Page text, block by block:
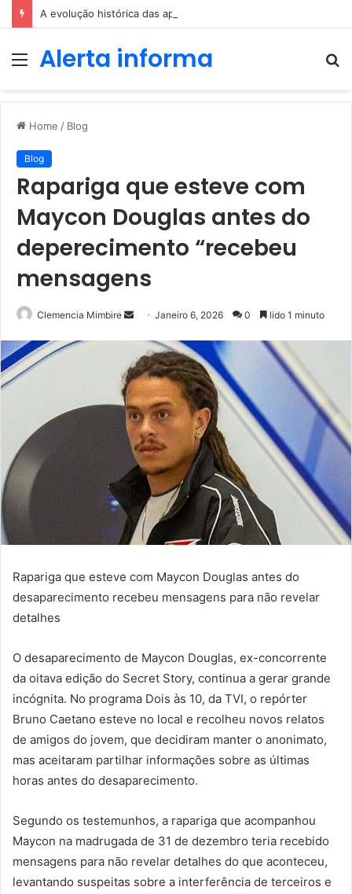
A evolução histórica das apostas ao longo dos séculos
MenuAlerta informa
Home / Blog
Blog
Rapariga que esteve com
Maycon Douglas antes do
deperecimento “recebeu
mensagens
Clemencia Mimbire
Send
email
Janeiro 6, 2026 0 lido 1 minuto
Rapariga que esteve com Maycon Douglas antes do
desaparecimento recebeu mensagens para não revelar
detalhes
O desaparecimento de Maycon Douglas, ex-concorrente
da oitava edição do Secret Story, continua a gerar grande
incógnita. No programa Dois às 10, da TVI, o repórter
Bruno Caetano esteve no local e recolheu novos relatos
de amigos do jovem, que decidiram manter o anonimato,
mas aceitaram partilhar informações sobre as últimas
horas antes do desaparecimento.
Segundo os testemunhos, a rapariga que acompanhou
Maycon na madrugada de 31 de dezembro teria recebido
mensagens para não revelar detalhes do que aconteceu,
levantando suspeitas sobre a interferência de terceiros e